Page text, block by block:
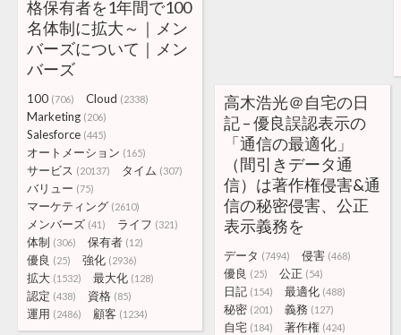
格保有者を1年間で100
名体制に拡大～｜メン
バーズについて｜メン
バーズ
100 (706) Cloud (2338)
Marketing (206)
Salesforce (445)
オートメーション (165)
サービス (20137) タイム (307)
バリュー (75)
マーケティング (2610)
メンバーズ (41) ライフ (321)
体制 (306) 保有者 (12)
優良 (25) 強化 (2936)
拡大 (1532) 最大化 (128)
認定 (438) 資格 (85)
運用 (2486) 顧客 (1234)
高木浩光＠自宅の日
記 – 優良誤認表示の
「通信の最適化」
（間引きデータ通
信）は著作権侵害&通
信の秘密侵害、公正
表示義務を
データ (7494) 侵害 (468)
優良 (25) 公正 (54)
日記 (154) 最適化 (488)
秘密 (201) 義務 (127)
自宅 (184) 著作権 (424)